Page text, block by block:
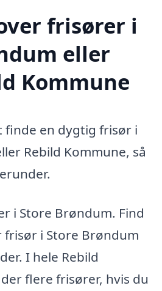
frisører i
eller
Kommune
finde en dygtig frisør i
Rebild Kommune, så
i Store Brøndum. Find
frisør i Store Brøndum
I hele Rebild
flere frisører, hvis du